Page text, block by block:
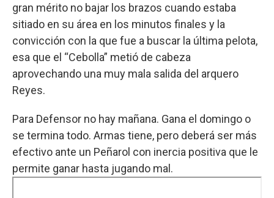
gran mérito no bajar los brazos cuando estaba
sitiado en su área en los minutos finales y la
convicción con la que fue a buscar la última pelota,
esa que el “Cebolla” metió de cabeza
aprovechando una muy mala salida del arquero
Reyes.
Para Defensor no hay mañana. Gana el domingo o
se termina todo. Armas tiene, pero deberá ser más
efectivo ante un Peñarol con inercia positiva que le
permite ganar hasta jugando mal.